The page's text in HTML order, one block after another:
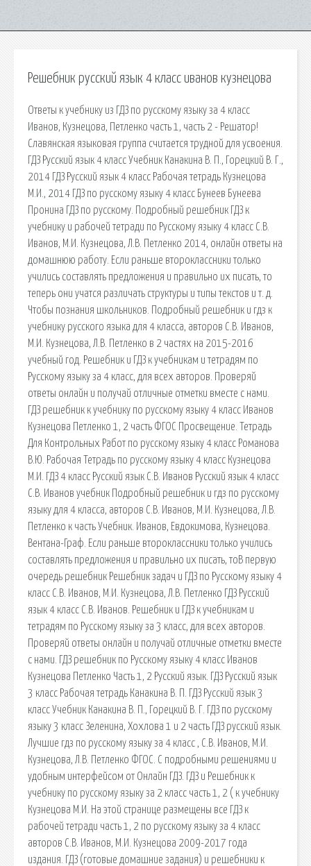
Решебник русский язык 4 класс иванов кузнецова
Ответы к учебнику из ГДЗ по русскому языку за 4 класс
Иванов, Кузнецова, Петленко часть 1, часть 2 - Решатор!
Славянская языковая группа считается трудной для усвоения.
ГДЗ Русский язык 4 класс Учебник Канакина В. П., Горецкий В. Г.,
2014 ГДЗ Русский язык 4 класс Рабочая тетрадь Кузнецова
М.И., 2014 ГДЗ по русскому языку 4 класс Бунеев Бунеева
Пронина ГДЗ по русскому. Подробный решебник ГДЗ к
учебнику и рабочей тетради по Русскому языку 4 класс С.В.
Иванов, М.И. Кузнецова, Л.В. Петленко 2014, онлайн ответы на
домашнюю работу. Если раньше второклассники только
учились составлять предложения и правильно их писать, то
теперь они учатся различать структуры и типы текстов и т. д.
Чтобы познания школьников. Подробный решебник и гдз к
учебнику русского языка для 4 класса, авторов С.В. Иванов,
М.И. Кузнецова, Л.В. Петленко в 2 частях на 2015-2016
учебный год. Решебник и ГДЗ к учебникам и тетрадям по
Русскому языку за 4 класс, для всех авторов. Проверяй
ответы онлайн и получай отличные отметки вместе с нами.
ГДЗ решебник к учебнику по русскому языку 4 класс Иванов
Кузнецова Петленко 1, 2 часть ФГОС Просвещение. Тетрадь
Для Контрольных Работ по русскому языку 4 класс Романова
В.Ю. Рабочая Тетрадь по русскому языку 4 класс Кузнецова
М.И. ГДЗ 4 класс Русский язык С.В. Иванов Русский язык 4 класс
С.В. Иванов учебник Подробный решебник и гдз по русскому
языку для 4 класса, авторов С.В. Иванов, М.И. Кузнецова, Л.В.
Петленко к часть Учебник. Иванов, Евдокимова, Кузнецова.
Вентана-Граф. Если раньше второклассники только учились
составлять предложения и правильно их писать, тоВ первую
очередь решебник Решебник задач и ГДЗ по Русскому языку 4
класс С.В. Иванов, М.И. Кузнецова, Л.В. Петленко ГДЗ Русский
язык 4 класс С.В. Иванов. Решебник и ГДЗ к учебникам и
тетрадям по Русскому языку за 3 класс, для всех авторов.
Проверяй ответы онлайн и получай отличные отметки вместе
с нами. ГДЗ решебник по Русскому языку 4 класс Иванов
Кузнецова Петленко Часть 1, 2 Русский язык. ГДЗ Русский язык
3 класс Рабочая тетрадь Канакина В. П. ГДЗ Русский язык 3
класс Учебник Канакина В. П., Горецкий В. Г. ГДЗ по русскому
языку 3 класс Зеленина, Хохлова 1 и 2 часть ГДЗ русский язык.
Лучшие гдз по русскому языку за 4 класс , С.В. Иванов, М.И.
Кузнецова, Л.В. Петленко ФГОС. С подробными решениями и
удобным интерфейсом от Онлайн ГДЗ. ГДЗ и Решебник к
учебнику по русскому языку за 2 класс часть 1, 2 ( к учебнику
Кузнецова М.И. На этой странице размещены все ГДЗ к
рабочей тетради часть 1, 2 по русскому языку за 4 класс
авторов С.В. Иванов, М.И. Кузнецова 2009-2017 года
издания. ГДЗ (готовые домашние задания) и решебники к